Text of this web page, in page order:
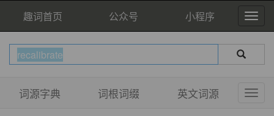
趣词首页 公众号 小程序
词源字典 词根词缀 英文词源